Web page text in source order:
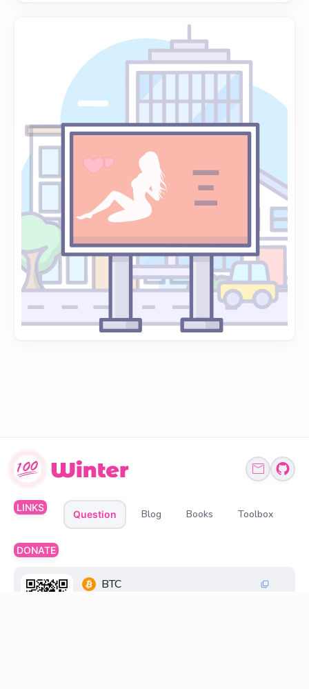
LINKS
Question Blog Books Toolbox
DONATE
BTC